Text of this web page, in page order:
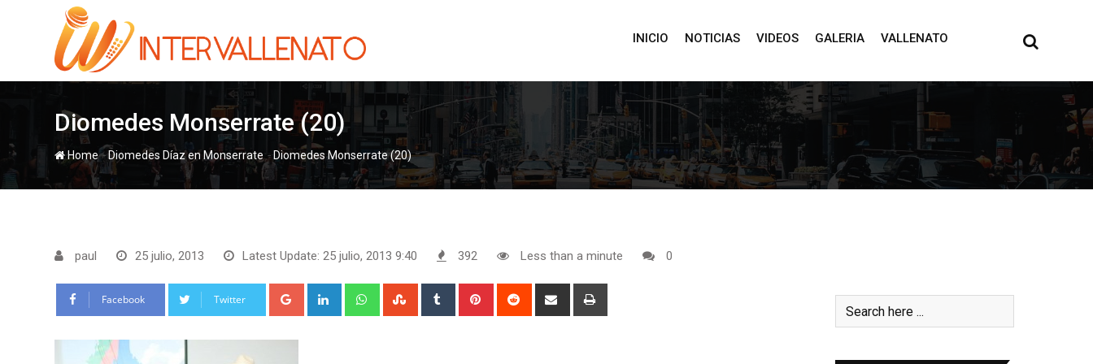
INICIO NOTICIAS VIDEOS GALERIA VALLENATO
Diomedes Monserrate (20)
Home-Diomedes Díaz en Monserrate- Diomedes Monserrate (20)
paul 25 julio, 2013 Latest Update: 25 julio, 2013 9:40 392 Less than a minute 0
Facebook Twitter Google+ LinkedIn WhatsappStumbleUpon
Tumblr Pinterest Reddit
Share